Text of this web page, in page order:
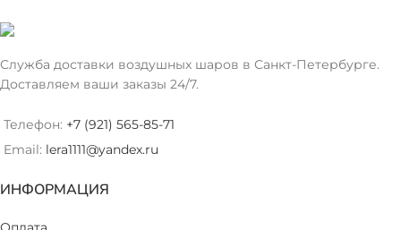
Служба доставки воздушных шаров в Санкт-Петербурге.
Доставляем ваши заказы 24/7.
Телефон: +7 (921) 565-85-71
Email: lera1111@yandex.ru
ИНФОРМАЦИЯ